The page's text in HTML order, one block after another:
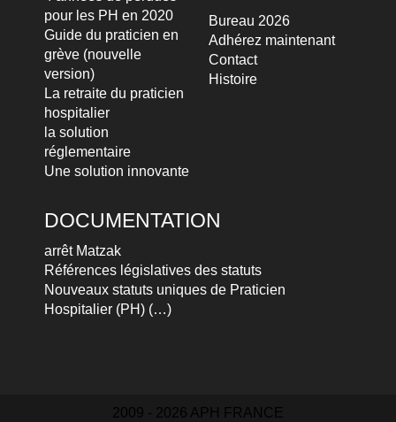
pour les PH en 2020
Guide du praticien en
grève (nouvelle
version)
La retraite du praticien
hospitalier
la solution
réglementaire
Une solution innovante
Bureau 2026
Adhérez maintenant
Contact
Histoire
DOCUMENTATION
arrêt Matzak
Références législatives des statuts
Nouveaux statuts uniques de Praticien
Hospitalier (PH) (…)
2009 - 2026 APH FRANCE